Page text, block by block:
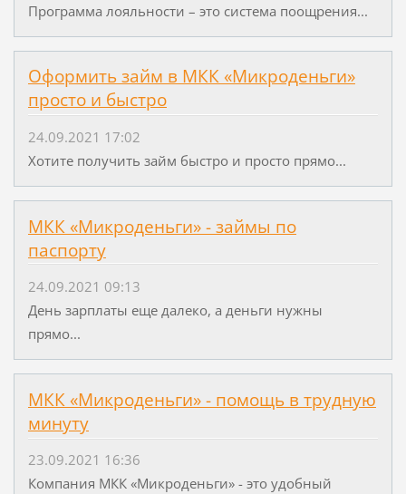
Программа лояльности – это система поощрения...
Оформить займ в МКК «Микроденьги»
просто и быстро
24.09.2021 17:02
Хотите получить займ быстро и просто прямо...
МКК «Микроденьги» - займы по
паспорту
24.09.2021 09:13
День зарплаты еще далеко, а деньги нужны
прямо...
МКК «Микроденьги» - помощь в трудную
минуту
23.09.2021 16:36
Компания МКК «Микроденьги» - это удобный